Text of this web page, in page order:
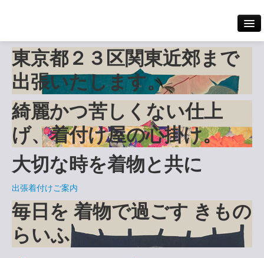
Home
出張着付け案内
着付けメニュー
撮影
料金案内
ギャラリー
東京都２３区関東近郊まで
出張いたします。
綺麗かつ苦しくない仕上
げ、着付け屋の心掛け。
大切な時を着物と共に
出張着付けご案内
毎日を 着物で過ごす きもの
らいふ